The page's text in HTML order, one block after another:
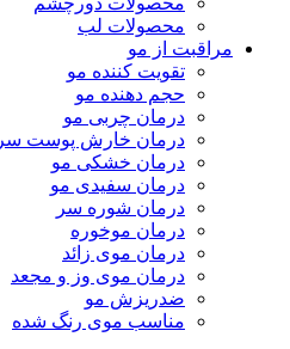
محصولات لب
مراقبت از مو
تقویت کننده مو
حجم دهنده مو
درمان چربی مو
درمان خارش پوست سر
درمان خشکی مو
درمان سفیدی مو
درمان شوره سر
درمان موخوره
درمان موی زائد
درمان موی وز و مجعد
ضدریزش مو
مناسب موی رنگ شده